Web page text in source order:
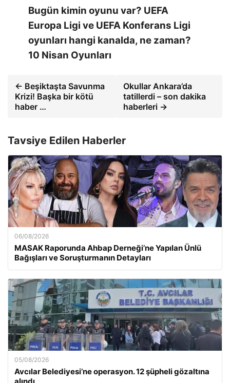
Bugün kimin oyunu var? UEFA
Europa Ligi ve UEFA Konferans Ligi
oyunları hangi kanalda, ne zaman?
10 Nisan Oyunları
← Beşiktaşta Savunma
Krizi! Başka bir kötü
haber …
Okullar Ankara’da
tatillerdi – son dakika
haberleri →
Tavsiye Edilen Haberler
06/08/2026
MASAK Raporunda Ahbap Derneği’ne Yapılan Ünlü
Bağışları ve Soruşturmanın Detayları
05/08/2026
Avcılar Belediyesi’ne operasyon. 12 şüpheli gözaltına
alındı